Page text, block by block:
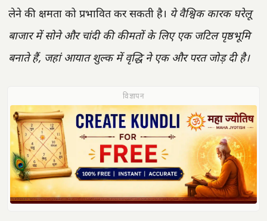
लेने की क्षमता को प्रभावित कर सकती है। ये वैश्विक कारक घरेलू
बाजार में सोने और चांदी की कीमतों के लिए एक जटिल पृष्ठभूमि
बनाते हैं, जहां आयात शुल्क में वृद्धि ने एक और परत जोड़ दी है।
विज्ञापन